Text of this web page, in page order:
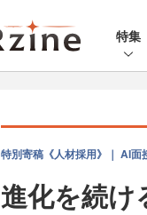
特集
特別寄稿《人材採用》｜ AI面
進化を続